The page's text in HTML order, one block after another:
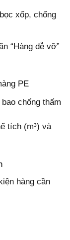
xốp, chống
“Hàng dễ vỡ”
PE
chống thấm
tích (m³) và
hàng cần